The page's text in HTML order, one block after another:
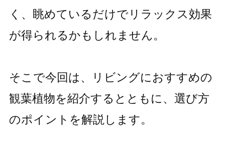
く、眺めているだけでリラックス効果
が得られるかもしれません。
そこで今回は、リビングにおすすめの
観葉植物を紹介するとともに、選び方
のポイントを解説します。